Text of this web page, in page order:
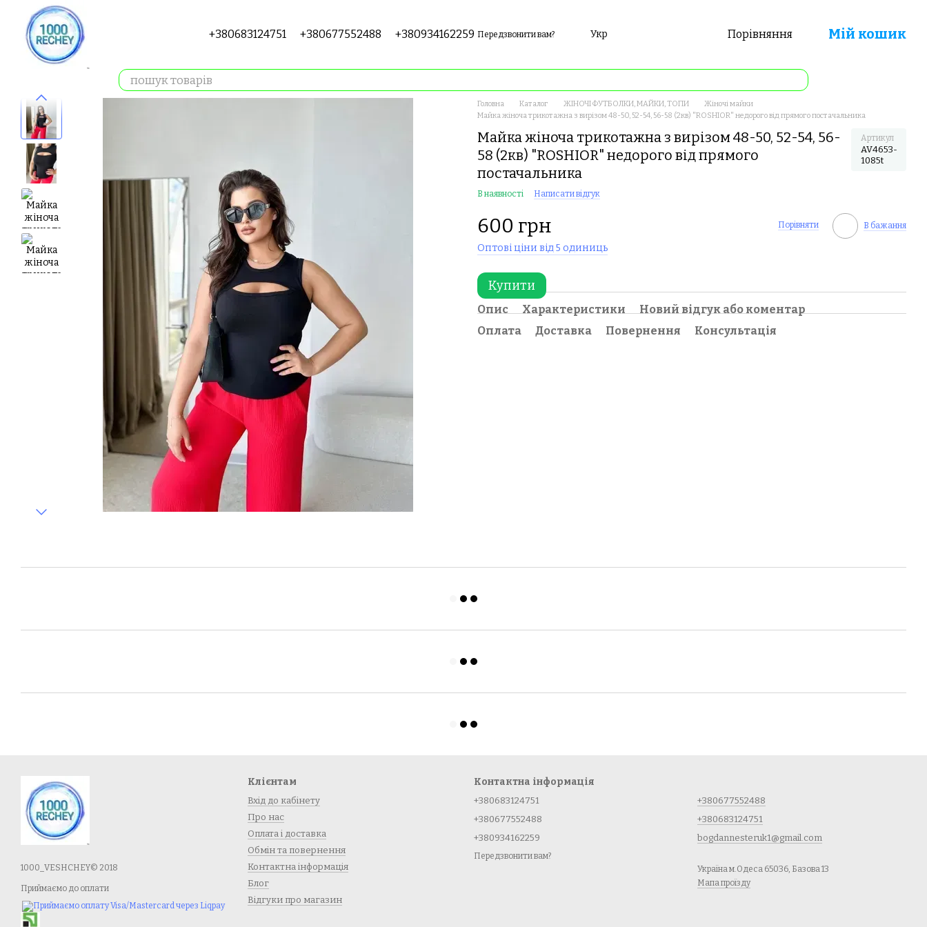
Перейти до основного контенту
+380683124751 +380677552488 +380934162259 Передзвонити вам? Укр Порівняння Мій кошик
Головна Каталог ЖІНОЧІ ФУТБОЛКИ, МАЙКИ, ТОПИ
Жіночі майки
Майка жіноча трикотажна з вирізом 48-50, 52-54, 56-58 (2кв) "ROSHIOR" недорого від прямого постачальника
Майка жіноча трикотажна з вирізом 48-50, 52-54, 56-
58 (2кв) "ROSHIOR" недорого від прямого
постачальника
Артикул
AV4653-
1085t
В наявності Написати відгук
600 грн Порівняти В бажання
Оптові ціни від 5 одиниць
Купити
Опис Характеристики
Новий відгук або коментар
Оплата
Доставка Повернення Консультація
1000_VESHCHEY© 2018
Приймаємо до оплати
Клієнтам
Вхід до кабінету
Про нас
Оплата і доставка
Обмін та повернення
Контактна інформація
Блог
Відгуки про магазин
Контактна інформація
+380683124751
+380677552488
+380934162259
Передзвонити вам?
+380677552488
+380683124751
bogdannesteruk1@gmail.com
Україна м.Одеса 65036, Базова 13
Мапа проїзду